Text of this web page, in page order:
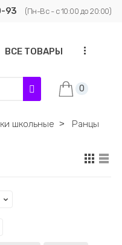
93 (Пн-Вс - с 10:00 до 20:00)
ВСЕ ТОВАРЫ ...
0
школьные ˃ Ранцы